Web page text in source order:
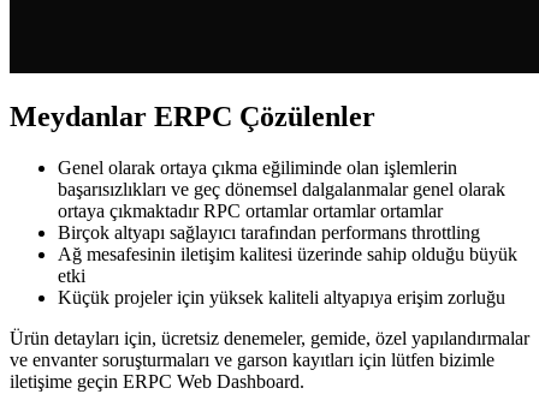
Meydanlar ERPC Çözülenler
Genel olarak ortaya çıkma eğiliminde olan işlemlerin
başarısızlıkları ve geç dönemsel dalgalanmalar genel olarak
ortaya çıkmaktadır RPC ortamlar ortamlar ortamlar
Birçok altyapı sağlayıcı tarafından performans throttling
Ağ mesafesinin iletişim kalitesi üzerinde sahip olduğu büyük
etki
Küçük projeler için yüksek kaliteli altyapıya erişim zorluğu
Ürün detayları için, ücretsiz denemeler, gemide, özel yapılandırmalar
ve envanter soruşturmaları ve garson kayıtları için lütfen bizimle
iletişime geçin ERPC Web Dashboard.